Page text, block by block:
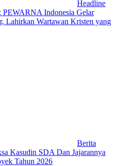
Headline
PEWARNA Indonesia Gelar
Lahirkan Wartawan Kristen yang
Berita
Kasudin SDA Dan Jajarannya
Tahun 2026